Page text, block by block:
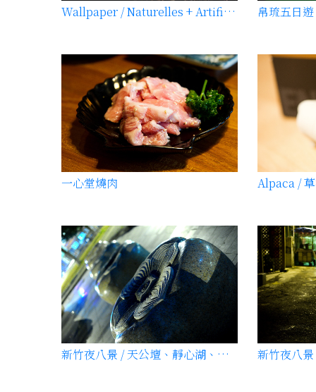
Wallpaper / Naturelles + Artificielle 帛琉五日遊
一心堂燒肉 Alpaca /
新竹夜八景 / 天公壇、靜心湖、城隍廟與北門大街